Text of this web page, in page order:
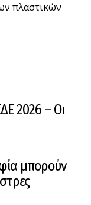
2026 – Οι
μπορούν
πλαστικών